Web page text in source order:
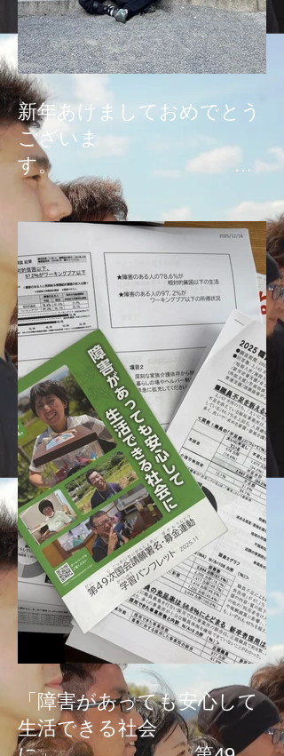
新年あけましておめでとう
ございま
す。
本年もどうぞよろしくお願
い申し上げます。
「障害があっても安心して
生活できる社会